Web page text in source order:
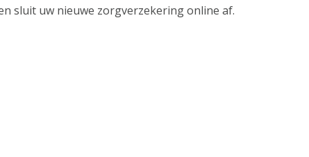
sluit uw nieuwe zorgverzekering online af.